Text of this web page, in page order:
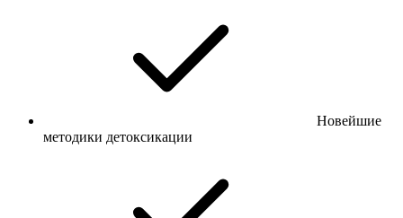
Новейшие
методики детоксикации